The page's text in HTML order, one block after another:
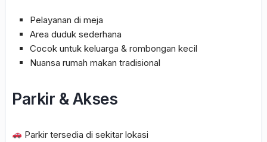
Pelayanan di meja
Area duduk sederhana
Cocok untuk keluarga & rombongan kecil
Nuansa rumah makan tradisional
Parkir & Akses
Parkir tersedia di sekitar lokasi